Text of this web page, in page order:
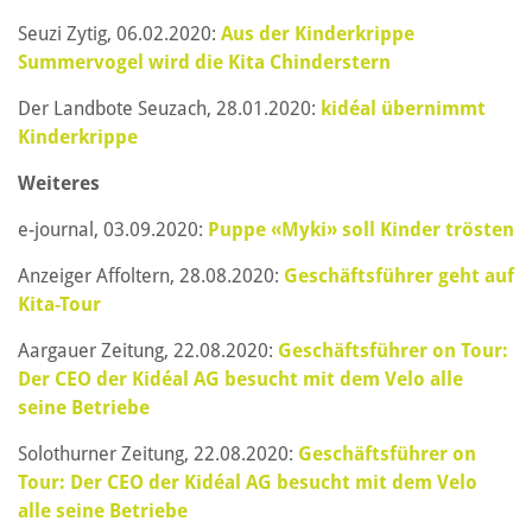
Seuzi Zytig, 06.02.2020: Aus der Kinderkrippe
Summervogel wird die Kita Chinderstern
Der Landbote Seuzach, 28.01.2020: kidéal übernimmt
Kinderkrippe
Weiteres
e-journal, 03.09.2020: Puppe «Myki» soll Kinder trösten
Anzeiger Affoltern, 28.08.2020: Geschäftsführer geht auf
Kita-Tour
Aargauer Zeitung, 22.08.2020: Geschäftsführer on Tour:
Der CEO der Kidéal AG besucht mit dem Velo alle
seine Betriebe
Solothurner Zeitung, 22.08.2020: Geschäftsführer on
Tour: Der CEO der Kidéal AG besucht mit dem Velo
alle seine Betriebe